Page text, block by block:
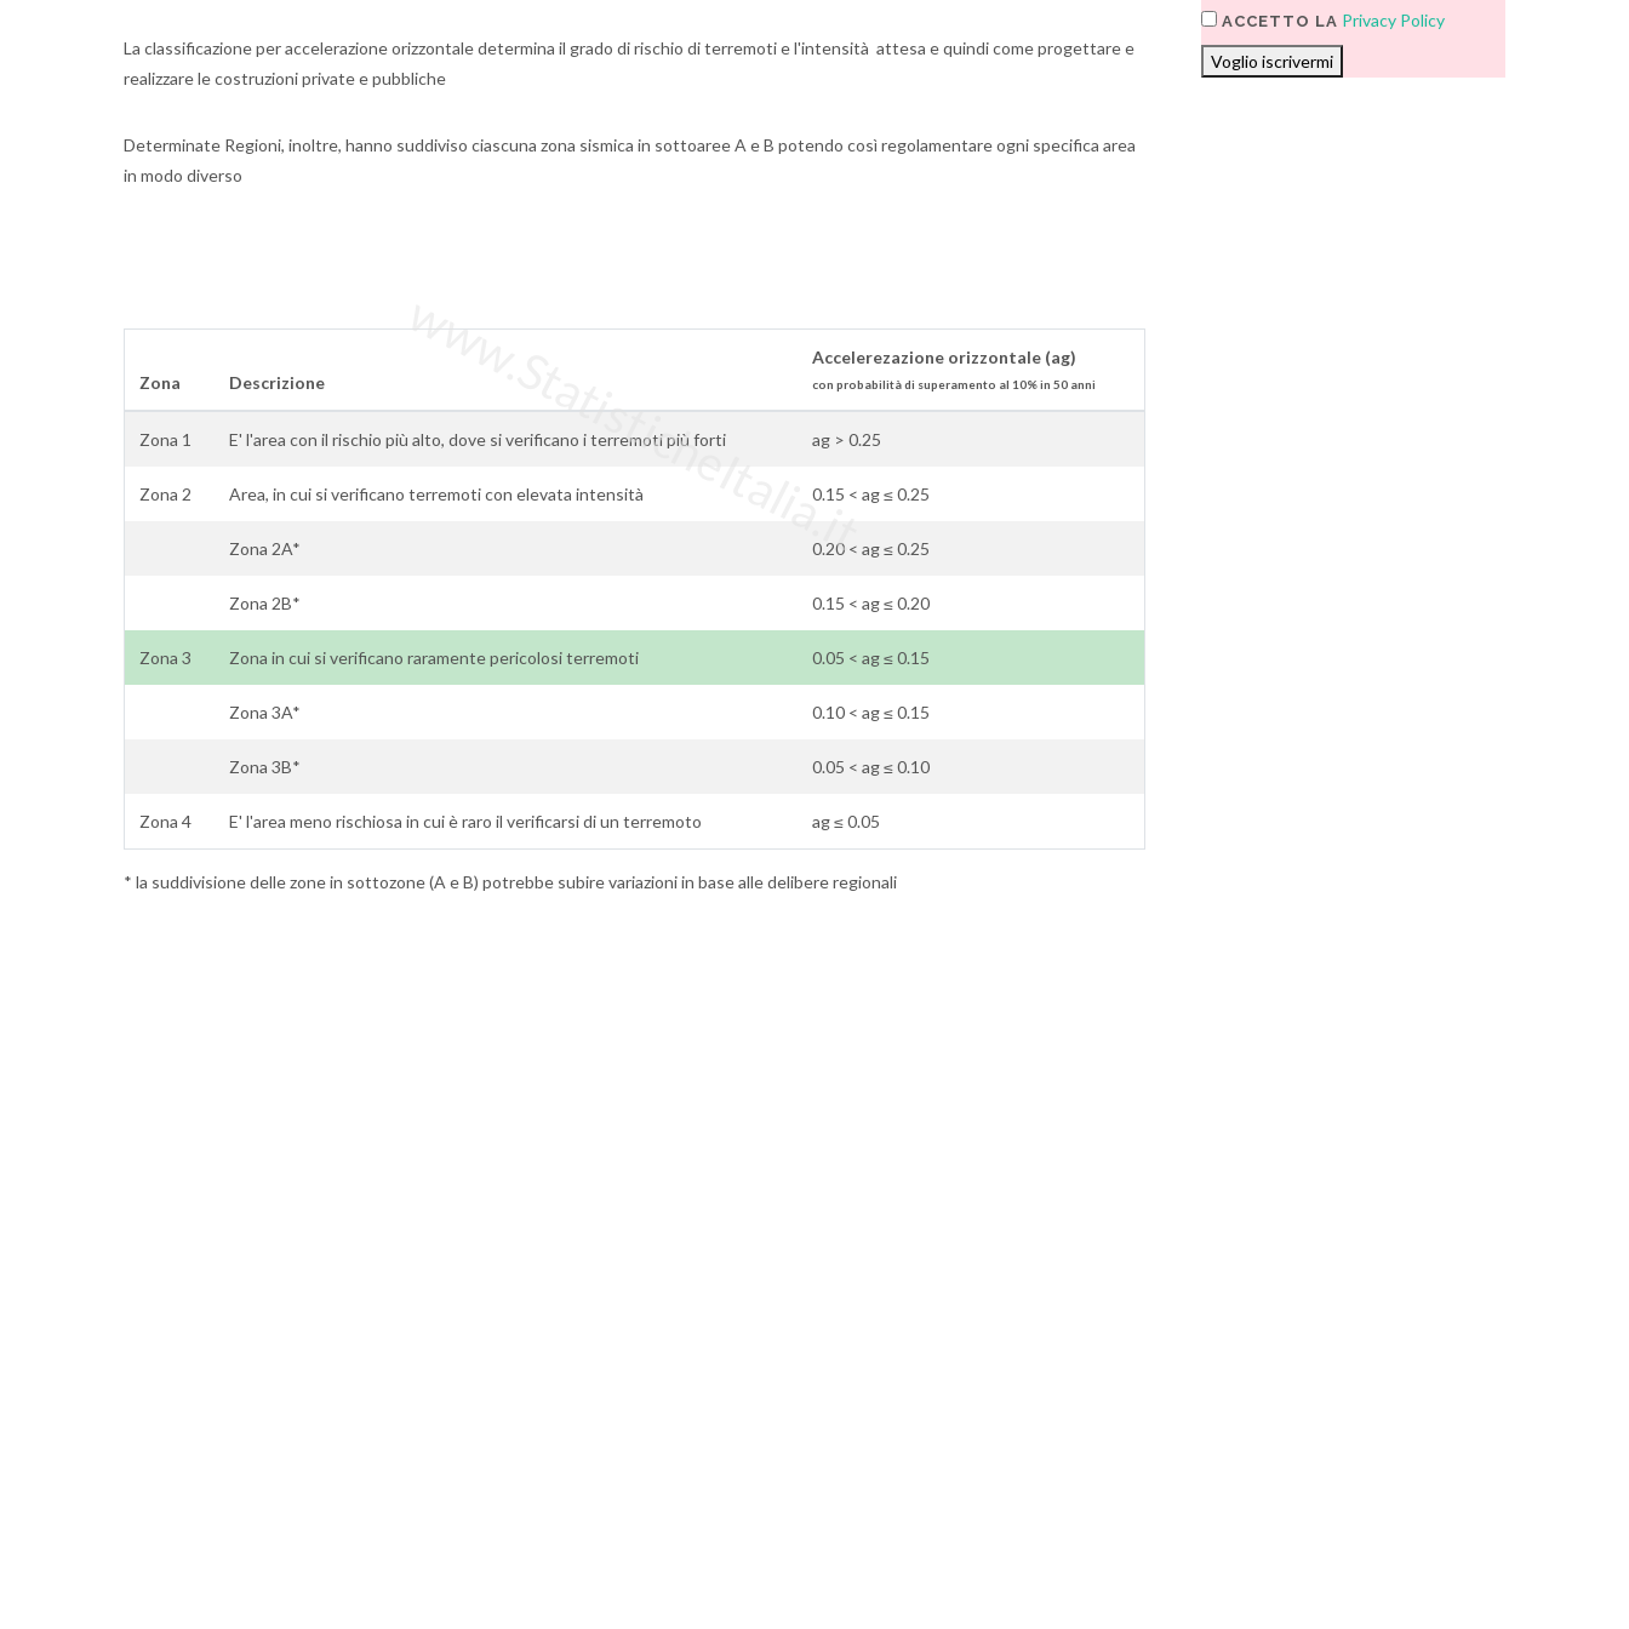
La classificazione per accelerazione orizzontale determina il grado di rischio di terremoti e l'intensità attesa e quindi come progettare e
realizzare le costruzioni private e pubbliche
Determinate Regioni, inoltre, hanno suddiviso ciascuna zona sismica in sottoaree A e B potendo così regolamentare ogni specifica area
in modo diverso
Zona Descrizione
Accelerezazione orizzontale (ag)
con probabilità di superamento al 10% in 50 anni
Zona 1 E' l'area con il rischio più alto, dove si verificano i terremoti più forti ag > 0.25
Zona 2 Area, in cui si verificano terremoti con elevata intensità 0.15 < ag ≤ 0.25
Zona 2A* 0.20 < ag ≤ 0.25
Zona 2B* 0.15 < ag ≤ 0.20
Zona 3 Zona in cui si verificano raramente pericolosi terremoti 0.05 < ag ≤ 0.15
Zona 3A* 0.10 < ag ≤ 0.15
Zona 3B* 0.05 < ag ≤ 0.10
Zona 4 E' l'area meno rischiosa in cui è raro il verificarsi di un terremoto ag ≤ 0.05
www.StatisticheItalia.it
* la suddivisione delle zone in sottozone (A e B) potrebbe subire variazioni in base alle delibere regionali
ACCETTO LA Privacy Policy
Voglio iscrivermi